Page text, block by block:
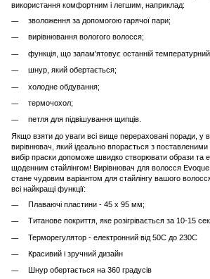
використання комфортним і легшим, наприклад:
зволоження за допомогою гарячої пари;
вирівнювання вологого волосся;
функція, що запам'ятовує останній
шнур, який обертається;
холодне обдування;
термочохол;
петля для підвішування щипців.
Якщо взяти до уваги всі вище перераховані поради, у
вирівнювач, який ідеально впорається з
вибір праски допоможе швидко створювати образи та
щоденним стайлінгом! Вирівнювач для волосся
стане чудовим варіантом для стайлінгу вашого
всі найкращі функції:
Плаваючі пластини - 45 x 95 мм;
Титанове покриття, яке розігрівається за 10-15
Терморегулятор - електронний від 50С до 230С
Красивий і зручний дизайн
Шнур обертається на 360 градусів